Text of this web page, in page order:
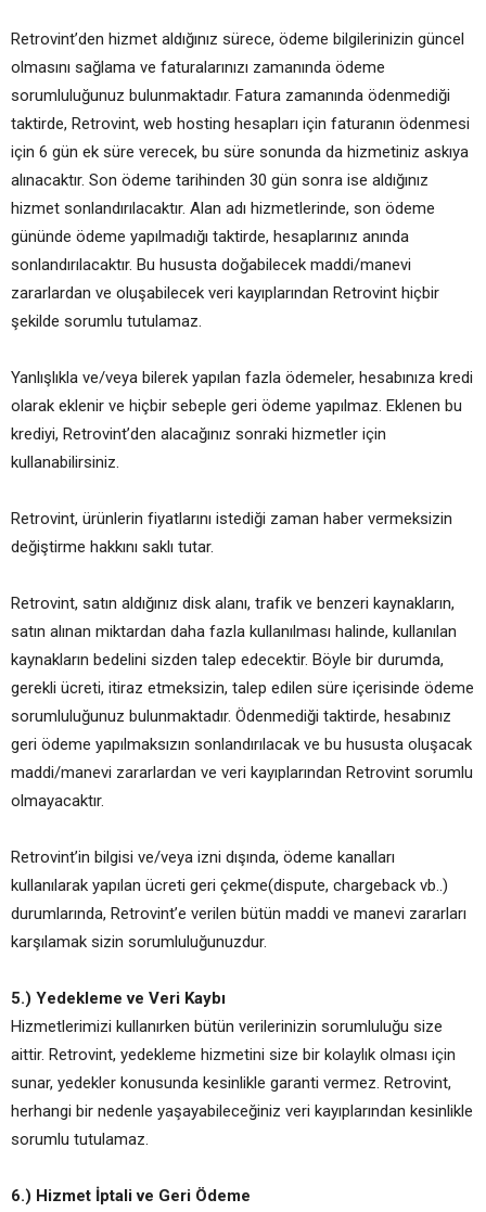
Retrovint’den hizmet aldığınız sürece, ödeme bilgilerinizin güncel
olmasını sağlama ve faturalarınızı zamanında ödeme
sorumluluğunuz bulunmaktadır. Fatura zamanında ödenmediği
taktirde, Retrovint, web hosting hesapları için faturanın ödenmesi
için 6 gün ek süre verecek, bu süre sonunda da hizmetiniz askıya
alınacaktır. Son ödeme tarihinden 30 gün sonra ise aldığınız
hizmet sonlandırılacaktır. Alan adı hizmetlerinde, son ödeme
gününde ödeme yapılmadığı taktirde, hesaplarınız anında
sonlandırılacaktır. Bu hususta doğabilecek maddi/manevi
zararlardan ve oluşabilecek veri kayıplarından Retrovint hiçbir
şekilde sorumlu tutulamaz.
Yanlışlıkla ve/veya bilerek yapılan fazla ödemeler, hesabınıza kredi
olarak eklenir ve hiçbir sebeple geri ödeme yapılmaz. Eklenen bu
krediyi, Retrovint’den alacağınız sonraki hizmetler için
kullanabilirsiniz.
Retrovint, ürünlerin fiyatlarını istediği zaman haber vermeksizin
değiştirme hakkını saklı tutar.
Retrovint, satın aldığınız disk alanı, trafik ve benzeri kaynakların,
satın alınan miktardan daha fazla kullanılması halinde, kullanılan
kaynakların bedelini sizden talep edecektir. Böyle bir durumda,
gerekli ücreti, itiraz etmeksizin, talep edilen süre içerisinde ödeme
sorumluluğunuz bulunmaktadır. Ödenmediği taktirde, hesabınız
geri ödeme yapılmaksızın sonlandırılacak ve bu hususta oluşacak
maddi/manevi zararlardan ve veri kayıplarından Retrovint sorumlu
olmayacaktır.
Retrovint’in bilgisi ve/veya izni dışında, ödeme kanalları
kullanılarak yapılan ücreti geri çekme(dispute, chargeback vb..)
durumlarında, Retrovint’e verilen bütün maddi ve manevi zararları
karşılamak sizin sorumluluğunuzdur.
5.) Yedekleme ve Veri Kaybı
Hizmetlerimizi kullanırken bütün verilerinizin sorumluluğu size
aittir. Retrovint, yedekleme hizmetini size bir kolaylık olması için
sunar, yedekler konusunda kesinlikle garanti vermez. Retrovint,
herhangi bir nedenle yaşayabileceğiniz veri kayıplarından kesinlikle
sorumlu tutulamaz.
6.) Hizmet İptali ve Geri Ödeme